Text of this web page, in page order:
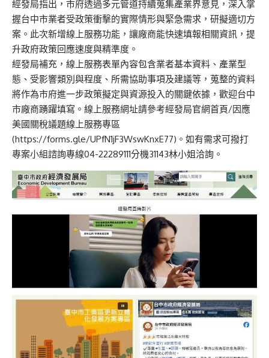
經發局指出，市府透過多元管道持續蒐集產業界意見，深入掌
握台中市業者受政策衝擊的實際情形與緊急需求，研擬適切方
案。此次新增線上服務功能，讓廠商能快速填報相關資訊，提
升政府政策回應速度與精準度。
經發局補充，線上服務表單內容包含業者基本資料、產業型
態、受影響類別與程度、所需協助事項及建議等，蒐整的資料
將作為市府進一步政策擬定與資源投入的關鍵依據，歡迎台中
市廠商踴躍填寫。線上服務網址請參考經發局官網首頁/因應
美國關稅議題線上服務專區
(https://forms.gle/UPfN1jF3WswKnxE77)。如有需求可撥打
專案小組諮詢專線04-22289111分機31143林小姐洽詢。